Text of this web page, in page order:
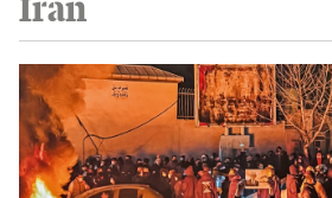
Iran